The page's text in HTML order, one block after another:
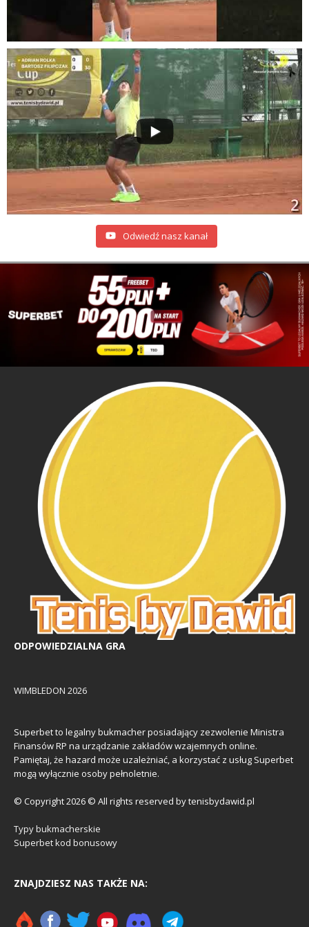
Odwiedź nasz kanał
ODPOWIEDZIALNA GRA
WIMBLEDON 2026
Superbet to legalny bukmacher posiadający zezwolenie Ministra
Finansów RP na urządzanie zakładów wzajemnych online.
Pamiętaj, że hazard może uzależniać, a korzystać z usług Superbet
mogą wyłącznie osoby pełnoletnie.
© Copyright 2026 © All rights reserved by tenisbydawid.pl
Typy bukmacherskie
Superbet kod bonusowy
ZNAJDZIESZ NAS TAKŻE NA: